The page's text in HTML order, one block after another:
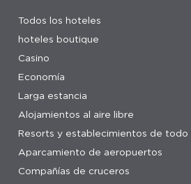
Todos los hoteles
hoteles boutique
Casino
Economía
Larga estancia
Alojamientos al aire libre
Resorts y establecimientos de todo
Aparcamiento de aeropuertos
Compañías de cruceros